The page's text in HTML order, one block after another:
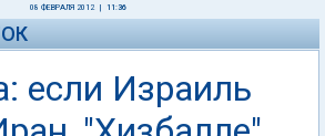
08 ФЕВРАЛЯ 2012 11:36
если Израиль